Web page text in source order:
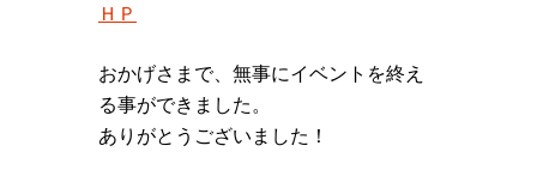
ＨＰ
おかげさまで、無事にイベントを終え
る事ができました。
ありがとうございました！